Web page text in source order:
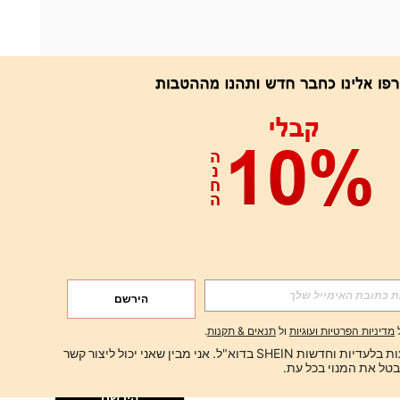
אפליקציה
הירשם
הירשם
הירשם
מדיניות הפרטיות ועוגיות ול תנאים & תקנות.
ברצוני לקבל הצעות בלעדיות וחדשות SHEIN בדוא"ל. אני מבין שאני יכול ליצור קשר